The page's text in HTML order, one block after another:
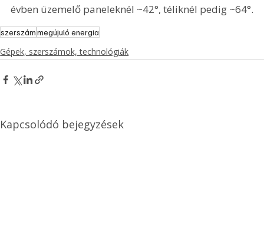
évben üzemelő paneleknél ~42°, téliknél pedig ~64°.
szerszámmegújuló energia
Gépek, szerszámok, technológiák
Kapcsolódó bejegyzések